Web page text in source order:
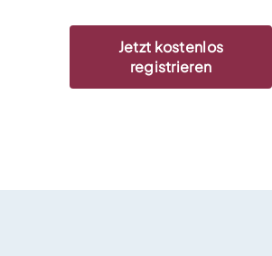
Jetzt kostenlos
registrieren